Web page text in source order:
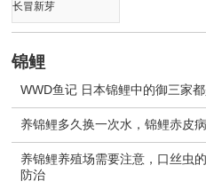
锦鲤
WWD鱼记 日本锦鲤中的御三家
养锦鲤多久换一次水，锦鲤赤皮
养锦鲤养殖场需要注意，口丝虫
防治